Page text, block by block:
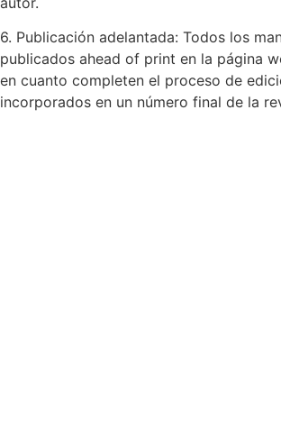
6. Publicación adelantada: Todos los
publicados ahead of print en la página
en cuanto completen el proceso de
incorporados en un número final de la